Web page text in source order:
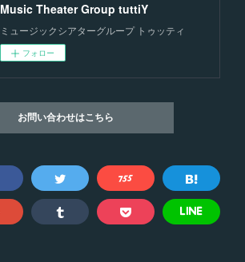
Music Theater Group tuttiY
ミュージックシアターグループ トゥッティ
フォロー
お問い合わせはこちら